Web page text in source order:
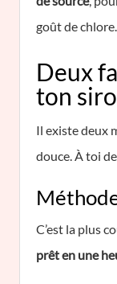
goût de chlore.
Deux
ton
Il existe deux
douce. À toi
C’est la plus
prêt en une